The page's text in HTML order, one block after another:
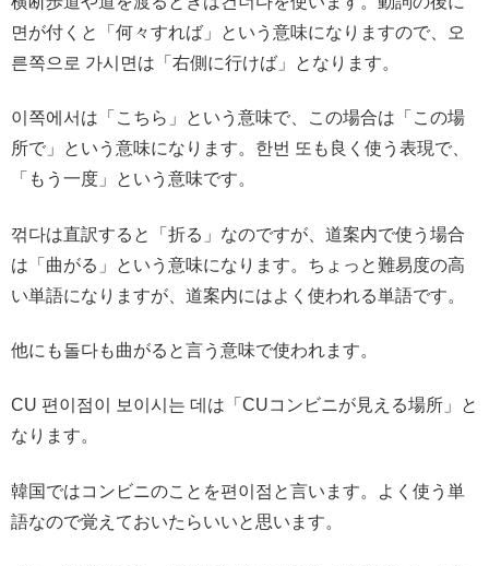
면が付くと「何々すれば」という意味になりますので、오
른쪽으로 가시면は「右側に行けば」となります。
이쪽에서は「こちら」という意味で、この場合は「この場
所で」という意味になります。한번 또も良く使う表現で、
「もう一度」という意味です。
꺾다は直訳すると「折る」なのですが、道案内で使う場合
は「曲がる」という意味になります。ちょっと難易度の高
い単語になりますが、道案内にはよく使われる単語です。
他にも돌다も曲がると言う意味で使われます。
CU 편이점이 보이시는 데は「CUコンビニが見える場所」と
なります。
韓国ではコンビニのことを편이점と言います。よく使う単
語なので覚えておいたらいいと思います。